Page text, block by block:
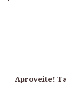
Aproveite!